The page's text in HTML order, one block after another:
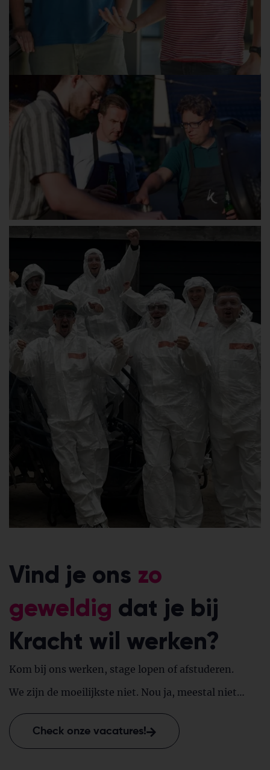
Vind je ons zo
geweldig dat je bij
Kracht wil werken?
Kom bij ons werken, stage lopen of afstuderen.
We zijn de moeilijkste niet. Nou ja, meestal niet…
Check onze vacatures!